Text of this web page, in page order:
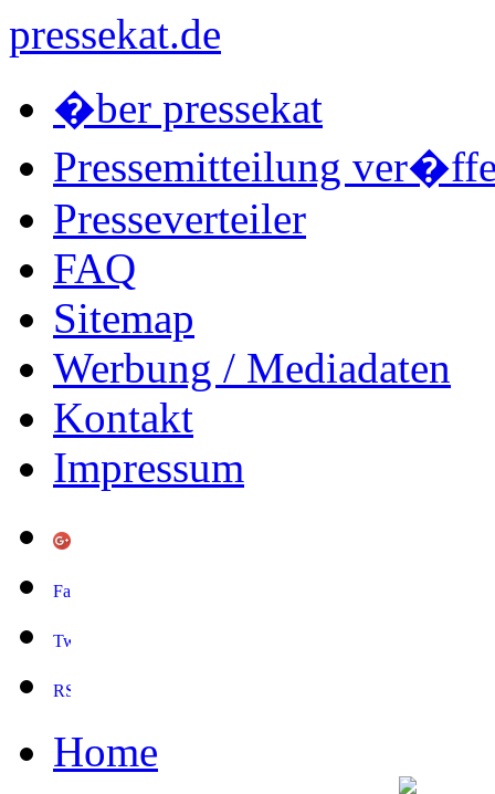
pressekat.de
�ber pressekat
Pressemitteilung
Presseverteiler
FAQ
Sitemap
Werbung / Mediadaten
Kontakt
Impressum
Home